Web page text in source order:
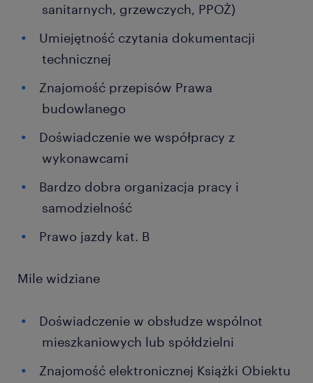
sanitarnych, grzewczych, PPOŻ)
Umiejętność czytania dokumentacji
technicznej
Znajomość przepisów Prawa
budowlanego
Doświadczenie we współpracy z
wykonawcami
Bardzo dobra organizacja pracy i
samodzielność
Prawo jazdy kat. B
Mile widziane
Doświadczenie w obsłudze wspólnot
mieszkaniowych lub spółdzielni
Znajomość elektronicznej Książki Obiektu